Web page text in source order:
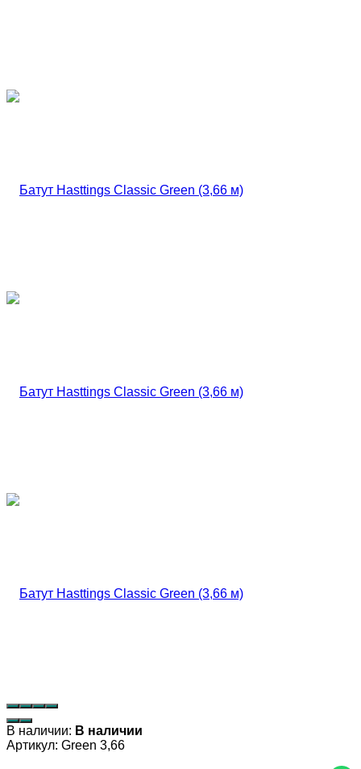
В наличии: В наличии
Артикул: Green 3,66